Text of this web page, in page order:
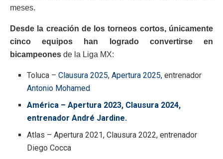
meses.
Desde la creación de los torneos cortos, únicamente
cinco equipos han logrado convertirse en
bicampeones de la Liga MX:
Toluca –Clausura 2025, Apertura 2025,entrenador
Antonio Mohamed
América – Apertura 2023, Clausura 2024,
entrenador André Jardine.
Atlas – Apertura 2021, Clausura 2022, entrenador
Diego Cocca